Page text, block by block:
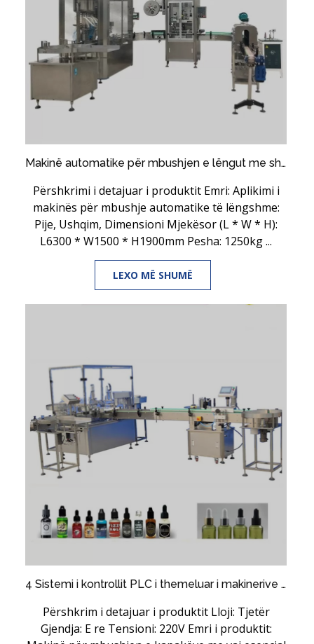
Makinë automatike për mbushjen e lëngut me shishe plastike / qelqi, e përdorur për pije / ushqim / mjekësi
Përshkrimi i detajuar i produktit Emri: Aplikimi i
makinës për mbushje automatike të lëngshme:
Pije, Ushqim, Dimensioni Mjekësor (L * W * H):
L6300 * W1500 * H1900mm Pesha: 1250kg ...
LEXO MË SHUMË
4 Sistemi i kontrollit PLC i themeluar i makinerive mbushëse të naftës thelbësore
Përshkrim i detajuar i produktit Lloji: Tjetër
Gjendja: E re Tensioni: 220V Emri i produktit: